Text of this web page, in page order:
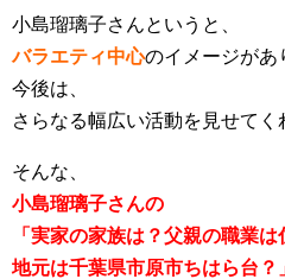
小島瑠璃子さんというと、
バラエティ中心のイメージがあ
今後は、
さらなる幅広い活動を見せてく
そんな、
小島瑠璃子さんの
「実家の家族は？父親の職業
地元は千葉県市原市ちはら台？